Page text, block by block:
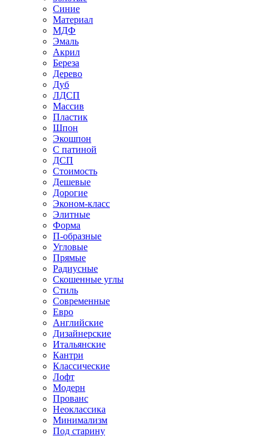
Синие
Материал
МДФ
Эмаль
Акрил
Береза
Дерево
Дуб
ЛДСП
Массив
Пластик
Шпон
Экошпон
С патиной
ДСП
Стоимость
Дешевые
Дорогие
Эконом-класс
Элитные
Форма
П-образные
Угловые
Прямые
Радиусные
Скошенные углы
Стиль
Современные
Евро
Английские
Дизайнерские
Итальянские
Кантри
Классические
Лофт
Модерн
Прованс
Неоклассика
Минимализм
Под старину